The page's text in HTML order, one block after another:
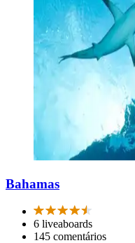
Bahamas
6 liveaboards
145 comentários